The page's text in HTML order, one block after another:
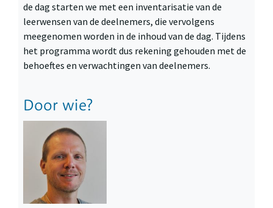
de dag starten we met een inventarisatie van de
leerwensen van de deelnemers, die vervolgens
meegenomen worden in de inhoud van de dag. Tijdens
het programma wordt dus rekening gehouden met de
behoeftes en verwachtingen van deelnemers.
Door wie?